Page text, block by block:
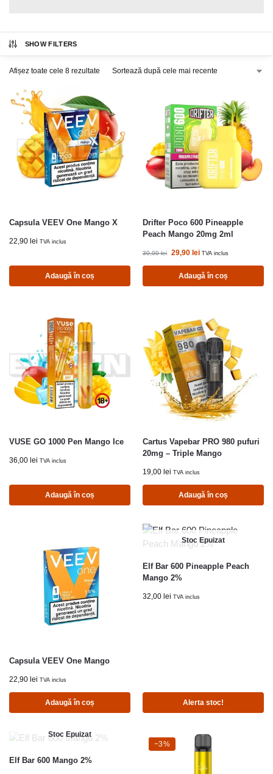
SHOW FILTERS
Afișez toate cele 8 rezultate
Capsula VEEV One Mango X
22,90 lei TVA inclus
Adaugă în coș
Drifter Poco 600 Pineapple
Peach Mango 20mg 2ml
30,00lei 29,90 lei TVA inclus
Adaugă în coș
VUSE GO 1000 Pen Mango Ice
36,00 lei TVA inclus
Adaugă în coș
Cartus Vapebar PRO 980 pufuri
20mg – Triple Mango
19,00 lei TVA inclus
Adaugă în coș
Capsula VEEV One Mango
22,90 lei TVA inclus
Adaugă în coș
Stoc Epuizat
Elf Bar 600 Pineapple Peach
Mango 2%
32,00 lei TVA inclus
Alerta stoc!
Stoc Epuizat
Elf Bar 600 Mango 2%
-3%
−3%